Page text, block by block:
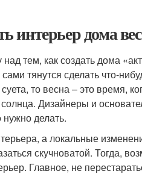
интерьер дома
тем, как создать дома
тянутся сделать что-
то весна – это время,
Дизайнеры и
делать.
а локальные
скучноватой. Тогда,
Главное, не